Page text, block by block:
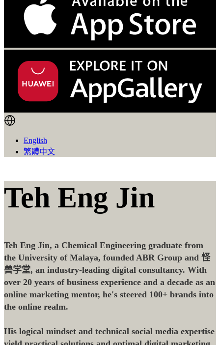
English
繁體中文
Teh Eng Jin
Teh Eng Jin, a Chemical Engineering graduate from
the University of Malaya, founded ABR Group and 怪
兽学堂, an industry-leading digital consultancy. With
over 20 years of business experience and a decade as an
online marketing mentor, he's steered 100+ brands into
the online realm.
His logical mindset and technical social media expertise